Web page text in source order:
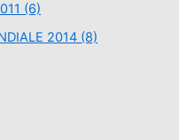
(6)
2014 (8)